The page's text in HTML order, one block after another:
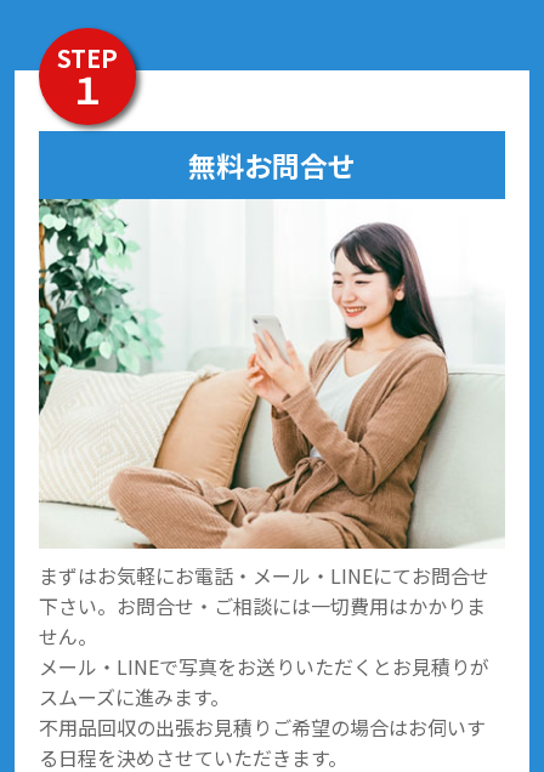
STEP
１
無料お問合せ
まずはお気軽にお電話・メール・LINEにてお問合せ
下さい。お問合せ・ご相談には一切費用はかかりま
せん。
メール・LINEで写真をお送りいただくとお見積りが
スムーズに進みます。
不用品回収の出張お見積りご希望の場合はお伺いす
る日程を決めさせていただきます。